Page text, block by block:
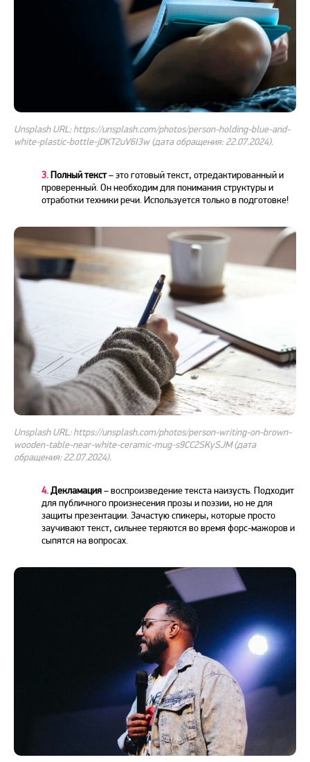
Unsplash URL: https://unsplash.com/photos/person-holding-blue-and-
white-plastic-bottle-jDKT2uV6I3w (дата обращения: 22.07.2024).
3.Полный текст– это готовый текст, отредактированный и
проверенный. Он необходим для понимания структуры и
отработки техники речи. Используется только в подготовке!
Unsplash URL: https://unsplash.com/photos/person-writing-on-brown-
wooden-table-near-white-ceramic-mug-s9CC2SKySJM (дата
обращения: 22.07.2024).
4.Декламация– воспроизведение текста наизусть. Подходит
для публичного произнесения прозы и поэзии, но не для
защиты презентации. Зачастую спикеры, которые просто
заучивают текст, сильнее теряются во время форс-мажоров и
сыпятся на вопросах.